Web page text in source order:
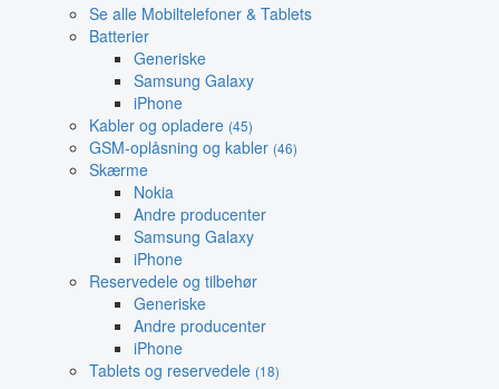
Se alle Mobiltelefoner & Tablets
Batterier
Generiske
Samsung Galaxy
iPhone
Kabler og opladere (45)
GSM-oplåsning og kabler (46)
Skærme
Nokia
Andre producenter
Samsung Galaxy
iPhone
Reservedele og tilbehør
Generiske
Andre producenter
iPhone
Tablets og reservedele (18)